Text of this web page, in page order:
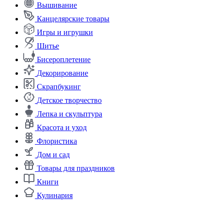
Вышивание
Канцелярские товары
Игры и игрушки
Шитье
Бисероплетение
Декорирование
Скрапбукинг
Детское творчество
Лепка и скульптура
Красота и уход
Флористика
Дом и сад
Товары для праздников
Книги
Кулинария